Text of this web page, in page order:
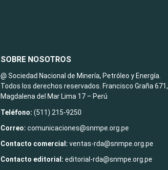
SOBRE NOSOTROS
@ Sociedad Nacional de Minería, Petróleo y Energía.
Todos los derechos reservados. Francisco Graña 671,
Magdalena del Mar Lima 17 – Perú
Teléfono: (511) 215-9250
Correo:comunicaciones@snmpe.org.pe
Contacto comercial: ventas-rda@snmpe.org.pe
Contacto editorial: editorial-rda@snmpe.org.pe